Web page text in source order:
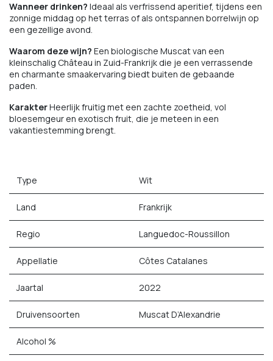
Wanneer drinken? Ideaal als verfrissend aperitief, tijdens een
zonnige middag op het terras of als ontspannen borrelwijn op
een gezellige avond.
Waarom deze wijn? Een biologische Muscat van een
kleinschalig Château in Zuid-Frankrijk die je een verrassende
en charmante smaakervaring biedt buiten de gebaande
paden.
KarakterHeerlijk fruitig met een zachte zoetheid, vol
bloesemgeur en exotisch fruit, die je meteen in een
vakantiestemming brengt.
Type Wit
Land Frankrijk
Regio Languedoc-Roussillon
Appellatie Côtes Catalanes
Jaartal 2022
Druivensoorten Muscat D’Alexandrie
Alcohol %